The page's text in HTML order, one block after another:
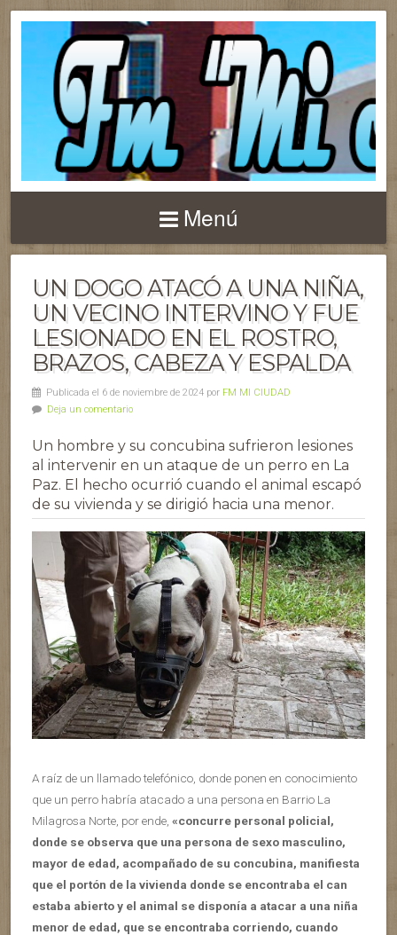
Menú
UN DOGO ATACÓ A UNA NIÑA,
UN VECINO INTERVINO Y FUE
LESIONADO EN EL ROSTRO,
BRAZOS, CABEZA Y ESPALDA
Publicada el 6 de noviembre de 2024 por FM MI CIUDAD
Deja un comentario
Un hombre y su concubina sufrieron lesiones
al intervenir en un ataque de un perro en La
Paz. El hecho ocurrió cuando el animal escapó
de su vivienda y se dirigió hacia una menor.
A raíz de un llamado telefónico, donde ponen en conocimiento
que un perro habría atacado a una persona en Barrio La
Milagrosa Norte, por ende, «concurre personal policial,
donde se observa que una persona de sexo masculino,
mayor de edad, acompañado de su concubina, manifiesta
que el portón de la vivienda donde se encontraba el can
estaba abierto y el animal se disponía a atacar a una niña
menor de edad, que se encontraba corriendo, cuando